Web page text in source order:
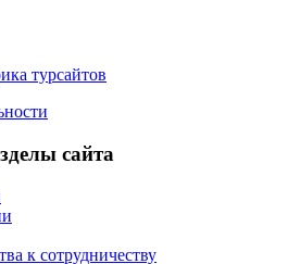
турсайтов
сайта
к сотрудничеству